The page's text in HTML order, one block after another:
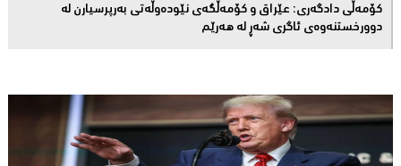
کۆمەڵى دادگەرى: عێراق و كۆمەڵگەی نێودەوڵەتی بەرپرسیارن لە
دوورخستنەوەى ئاگری شەڕ لە هەرێم